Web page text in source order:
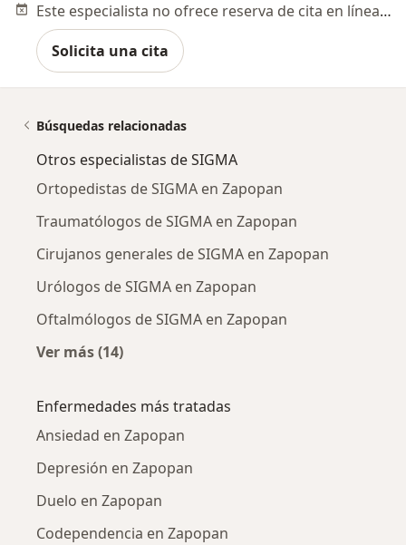
Este especialista no ofrece reserva de cita en línea en esta dirección.
Solicita una cita
Búsquedas relacionadas
Otros especialistas de SIGMA
Ortopedistas de SIGMA en Zapopan
Traumatólogos de SIGMA en Zapopan
Cirujanos generales de SIGMA en Zapopan
Urólogos de SIGMA en Zapopan
Oftalmólogos de SIGMA en Zapopan
Ver más (14)
Enfermedades más tratadas
Ansiedad en Zapopan
Depresión en Zapopan
Duelo en Zapopan
Codependencia en Zapopan